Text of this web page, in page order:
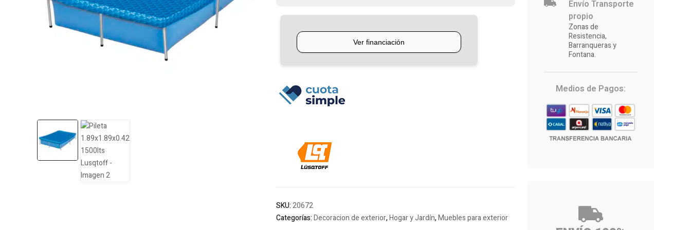
SKU:20672
Categorías:Decoracion de exterior,Hogar y Jardín,Muebles para exterior
Envío Transporte
propio
Zonas de
Resistencia,
Barranqueras y
Fontana.
Medios de Pagos: